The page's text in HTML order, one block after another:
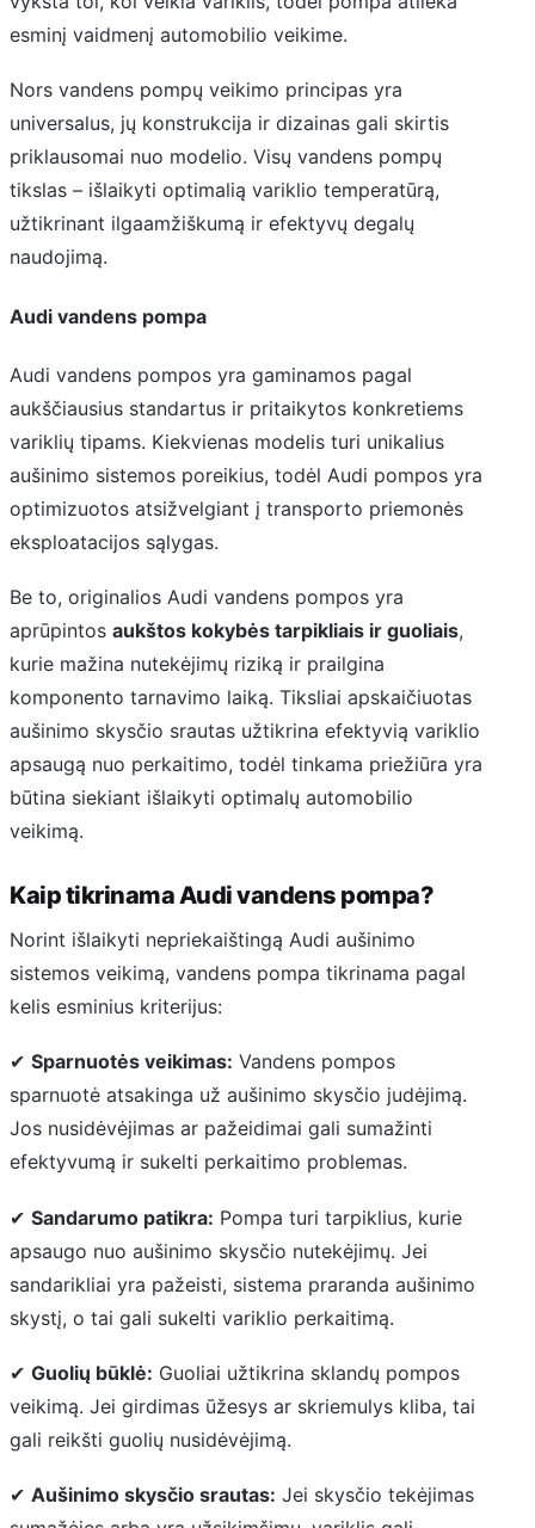
esminį vaidmenį automobilio veikime.
Nors vandens pompų veikimo principas yra
universalus, jų konstrukcija ir dizainas gali skirtis
priklausomai nuo modelio. Visų vandens pompų
tikslas – išlaikyti optimalią variklio temperatūrą,
užtikrinant ilgaamžiškumą ir efektyvų degalų
naudojimą.
Audi vandens pompa
Audi vandens pompos yra gaminamos pagal
aukščiausius standartus ir pritaikytos konkretiems
variklių tipams. Kiekvienas modelis turi unikalius
aušinimo sistemos poreikius, todėl Audi pompos yra
optimizuotos atsižvelgiant į transporto priemonės
eksploatacijos sąlygas.
Be to, originalios Audi vandens pompos yra
aprūpintos aukštos kokybės tarpikliais ir guoliais,
kurie mažina nutekėjimų riziką ir prailgina
komponento tarnavimo laiką. Tiksliai apskaičiuotas
aušinimo skysčio srautas užtikrina efektyvią variklio
apsaugą nuo perkaitimo, todėl tinkama priežiūra yra
būtina siekiant išlaikyti optimalų automobilio
veikimą.
Kaip tikrinama Audi vandens pompa?
Norint išlaikyti nepriekaištingą Audi aušinimo
sistemos veikimą, vandens pompa tikrinama pagal
kelis esminius kriterijus:
✔ Sparnuotės veikimas: Vandens pompos
sparnuotė atsakinga už aušinimo skysčio judėjimą.
Jos nusidėvėjimas ar pažeidimai gali sumažinti
efektyvumą ir sukelti perkaitimo problemas.
✔ Sandarumo patikra: Pompa turi tarpiklius, kurie
apsaugo nuo aušinimo skysčio nutekėjimų. Jei
sandarikliai yra pažeisti, sistema praranda aušinimo
skystį, o tai gali sukelti variklio perkaitimą.
✔ Guolių būklė: Guoliai užtikrina sklandų pompos
veikimą. Jei girdimas ūžesys ar skriemulys kliba, tai
gali reikšti guolių nusidėvėjimą.
✔ Aušinimo skysčio srautas: Jei skysčio tekėjimas